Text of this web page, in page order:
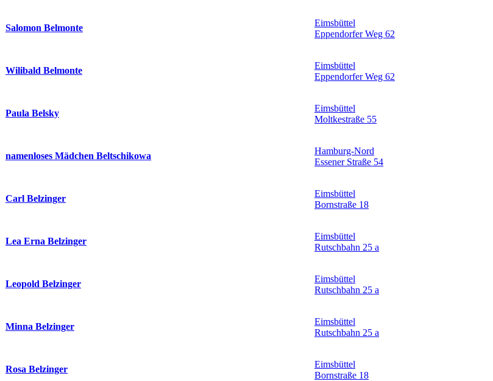
Salomon Belmonte
Eimsbüttel
Eppendorfer Weg 62
Wilibald Belmonte
Eimsbüttel
Eppendorfer Weg 62
Paula Belsky
Eimsbüttel
Moltkestraße 55
namenloses Mädchen Beltschikowa
Hamburg-Nord
Essener Straße 54
Carl Belzinger
Eimsbüttel
Bornstraße 18
Lea Erna Belzinger
Eimsbüttel
Rutschbahn 25 a
Leopold Belzinger
Eimsbüttel
Rutschbahn 25 a
Minna Belzinger
Eimsbüttel
Rutschbahn 25 a
Rosa Belzinger
Eimsbüttel
Bornstraße 18